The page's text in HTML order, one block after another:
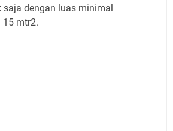
saja dengan luas minimal
15 mtr2.